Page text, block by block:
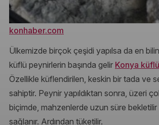
konhaber.com
Ülkemizde birçok çeşidi yapılsa da en
küflü peynirlerin başında gelir Konya
Özellikle küflendirilen, keskin bir tada ve
sahiptir. Peynir yapıldıktan sonra, üzeri
biçimde, mahzenlerde uzun süre
sağlanır. Ardından tüketilir.